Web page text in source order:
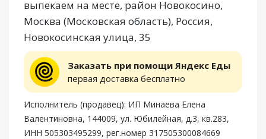
выпекаем на месте, район Новокосино,
Москва (Московская область), Россия,
Новокосинская улица, 35
Заказать при помощи Яндекс Еды
первая доставка бесплатно
Исполнитель (продавец): ИП Минаева Елена
Валентиновна, 144009, ул. Юбилейная, д.3, кв.283,
ИНН 505303495299, рег.номер 317505300084669